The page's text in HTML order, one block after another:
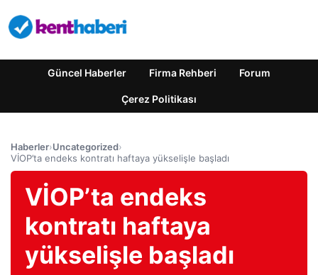
Güncel Haberler Firma Rehberi Forum
Çerez Politikası
Haberler›Uncategorized›
VİOP’ta endeks kontratı haftaya yükselişle başladı
VİOP’ta endeks
kontratı haftaya
yükselişle başladı